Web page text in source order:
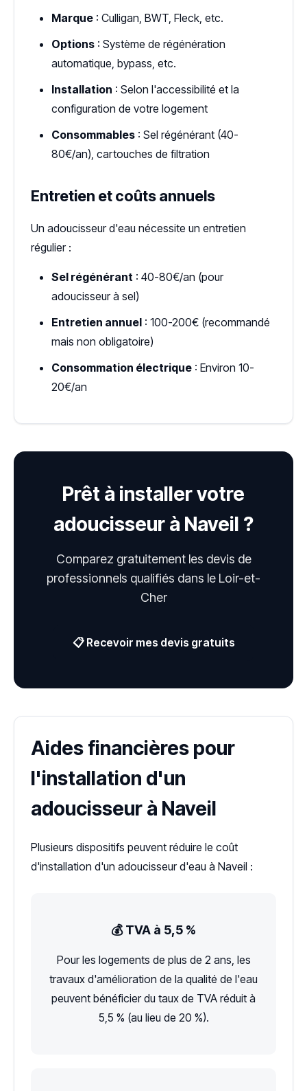
Marque : Culligan, BWT, Fleck, etc.
Options : Système de régénération
automatique, bypass, etc.
Installation : Selon l'accessibilité et la
configuration de votre logement
Consommables : Sel régénérant (40-
80€/an), cartouches de filtration
Entretien et coûts annuels
Un adoucisseur d'eau nécessite un entretien
régulier :
Sel régénérant : 40-80€/an (pour
adoucisseur à sel)
Entretien annuel : 100-200€ (recommandé
mais non obligatoire)
Consommation électrique : Environ 10-
20€/an
Prêt à installer votre
adoucisseur à Naveil ?
Comparez gratuitement les devis de
professionnels qualifiés dans le Loir-et-
Cher
📋 Recevoir mes devis gratuits
Aides financières pour
l'installation d'un
adoucisseur à Naveil
Plusieurs dispositifs peuvent réduire le coût
d'installation d'un adoucisseur d'eau à Naveil :
💰 TVA à 5,5 %
Pour les logements de plus de 2 ans, les
travaux d'amélioration de la qualité de l'eau
peuvent bénéficier du taux de TVA réduit à
5,5 % (au lieu de 20 %).